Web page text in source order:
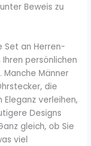
Beweis zu
Set an Herren-
persönlichen
Manche Männer
die
Eleganz verleihen,
Designs
gleich, ob Sie
viel